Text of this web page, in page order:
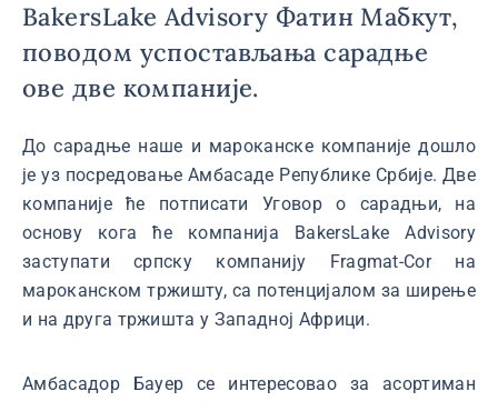
BakersLake Advisory Фатин Мабкут,
поводом успостављања сарадње
ове две компаније.
До сарадње наше и мароканске компаније дошло
је уз посредовање Aмбасаде Републике Србије. Две
компаније ће потписати Уговор о сарадњи, на
основу кога ће компанија BakersLake Advisory
заступати српску компанију Fragmat-Cor на
мароканском тржишту, са потенцијалом за ширење
и на друга тржишта у Западној Африци.
Амбасадор Бауер се интересовао за асортиман